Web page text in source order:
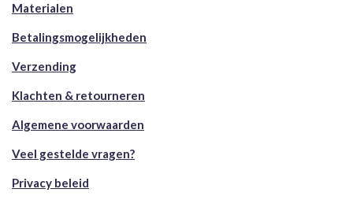
Materialen
Betalingsmogelijkheden
Verzending
Klachten & retourneren
Algemene voorwaarden
Veel gestelde vragen?
Privacy beleid